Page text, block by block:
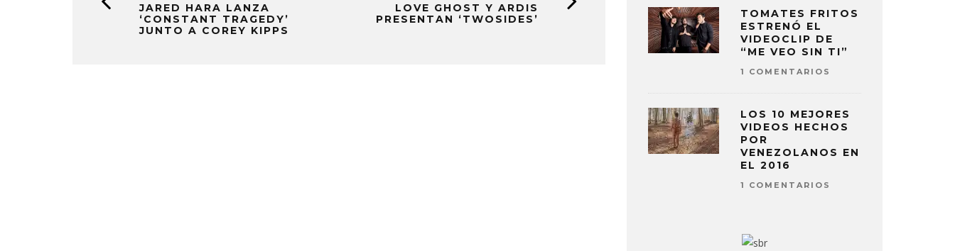
JARED HARA LANZA
‘CONSTANT TRAGEDY’
JUNTO A COREY KIPPS
LOVE GHOST Y ARDIS
PRESENTAN ‘TWOSIDES’
TOMATES FRITOS
ESTRENÓ EL
VIDEOCLIP DE
“ME VEO SIN TI”
1 COMENTARIOS
LOS 10 MEJORES
VIDEOS HECHOS
POR
VENEZOLANOS EN
EL 2016
1 COMENTARIOS